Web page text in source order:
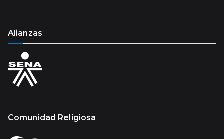
Alianzas
Comunidad Religiosa